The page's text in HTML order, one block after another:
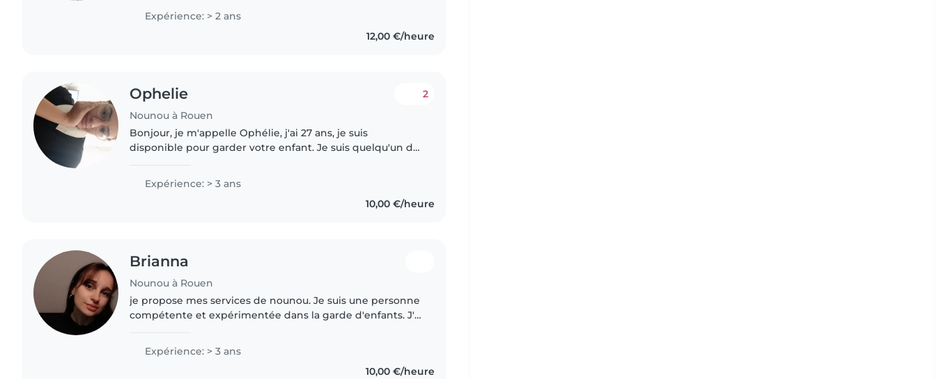
et bricoler..
Expérience: > 2 ans
12,00 €/heure
Ophelie
Nounou à Rouen
2
Bonjour, je m'appelle Ophélie, j'ai 27 ans, je suis
disponible pour garder votre enfant. Je suis quelqu'un de
tout petits..
Expérience: > 3 ans
10,00 €/heure
Brianna
Nounou à Rouen
je propose mes services de nounou. Je suis une personne
compétente et expérimentée dans la garde d'enfants. J'ai
suis à l'aise..
Expérience: > 3 ans
10,00 €/heure